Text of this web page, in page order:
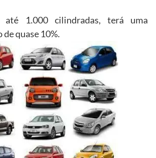
até 1.000 cilindradas, terá uma
de quase 10%.